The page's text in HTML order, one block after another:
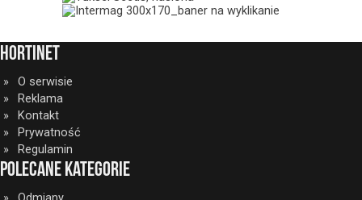
HortiNet
O serwisie
Reklama
Kontakt
Prywatność
Regulamin
Polecane kategorie